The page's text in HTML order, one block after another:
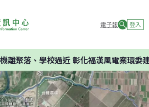
電子報 登入
落、學校過近 彰化福漢風電案環委建議